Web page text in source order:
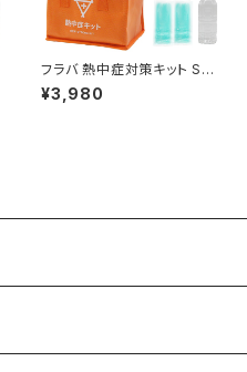
フラバ 熱中症対策キット Sサ
イズ 2026年版【義務化対応】
熱中症対策キット 応急処置マ
¥3,980